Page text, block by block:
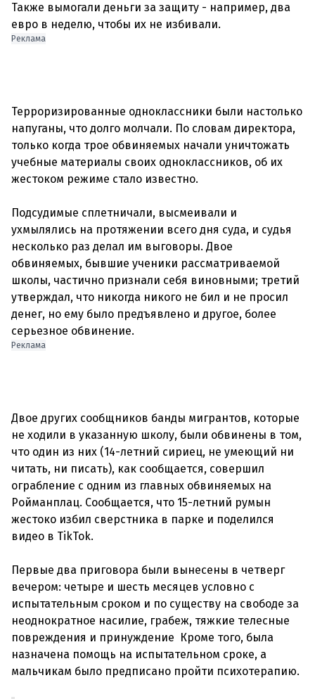
Также вымогали деньги за защиту - например, два
Реклама
Терроризированные одноклассники были настолько
напуганы, что долго молчали. По словам директора,
только когда трое обвиняемых начали уничтожать
учебные материалы своих одноклассников, об их
жестоком режиме стало известно.
Подсудимые сплетничали, высмеивали и
ухмылялись на протяжении всего дня суда, и судья
несколько раз делал им выговоры. Двое
обвиняемых, бывшие ученики рассматриваемой
школы, частично признали себя виновными; третий
утверждал, что никогда никого не бил и не просил
денег, но ему было предъявлено и другое, более
Реклама
Двое других сообщников банды мигрантов, которые
не ходили в указанную школу, были обвинены в том,
что один из них (14-летний сириец, не умеющий ни
читать, ни писать), как сообщается, совершил
ограбление с одним из главных обвиняемых на
Ройманплац. Сообщается, что 15-летний румын
жестоко избил сверстника в парке и поделился
видео в TikTok.
Первые два приговора были вынесены в четверг
вечером: четыре и шесть месяцев условно с
испытательным сроком и по существу на свободе за
неоднократное насилие, грабеж, тяжкие телесные
повреждения и принуждение Кроме того, была
назначена помощь на испытательном сроке, а